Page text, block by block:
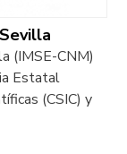
(IMSE-CNM)
Estatal
(CSIC) y